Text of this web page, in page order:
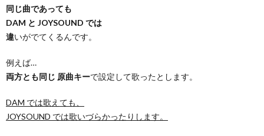
同じ曲であっても
DAM と JOYSOUND では
違いがでてくるんです。
例えば…
両方とも同じ 原曲キーで設定して歌ったとします。
DAM では歌えても、
JOYSOUND では歌いづらかったりします。